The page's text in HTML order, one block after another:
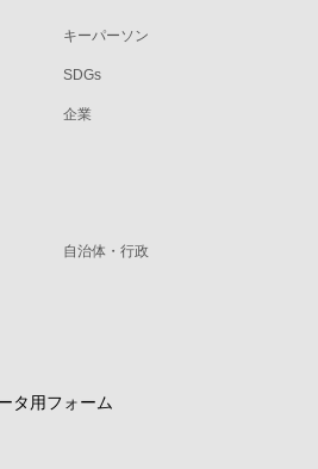
キーパーソン
SDGs
企業
自治体・行政
タ用フォーム